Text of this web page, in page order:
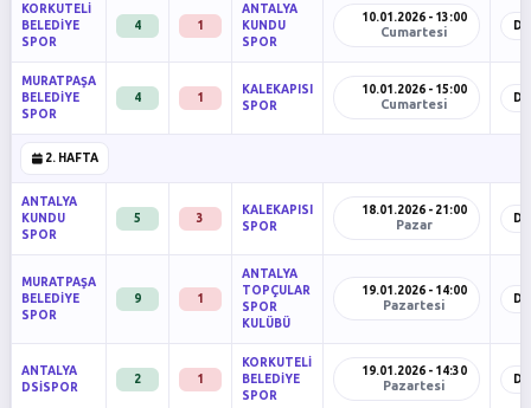
KORKUTELİ
BELEDİYE
SPOR
4 1
ANTALYA
KUNDU
SPOR
10.01.2026 - 13:00
Cumartesi
MURATPAŞA
BELEDİYE
SPOR
4 1
KALEKAPISI
SPOR
10.01.2026 - 15:00
Cumartesi
2. HAFTA
ANTALYA
KUNDU
SPOR
5 3
KALEKAPISI
SPOR
18.01.2026 - 21:00
Pazar
MURATPAŞA
BELEDİYE
SPOR
9 1
ANTALYA
TOPÇULAR
SPOR
KULÜBÜ
19.01.2026 - 14:00
Pazartesi
ANTALYA
DSİSPOR
2 1
KORKUTELİ
BELEDİYE
SPOR
19.01.2026 - 14:30
Pazartesi